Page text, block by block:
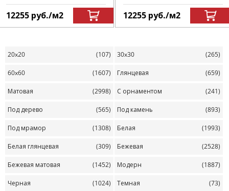
12255 руб./м2 12255 руб./м2
20x20 (107) 30x30 (265)
60x60 (1607) Глянцевая (659)
Матовая (2998) С орнаментом (241)
Под дерево (565) Под камень (893)
Под мрамор (1308) Белая (1993)
Белая глянцевая (309) Бежевая (2528)
Бежевая матовая (1452) Модерн (1887)
Черная (1024) Темная (73)